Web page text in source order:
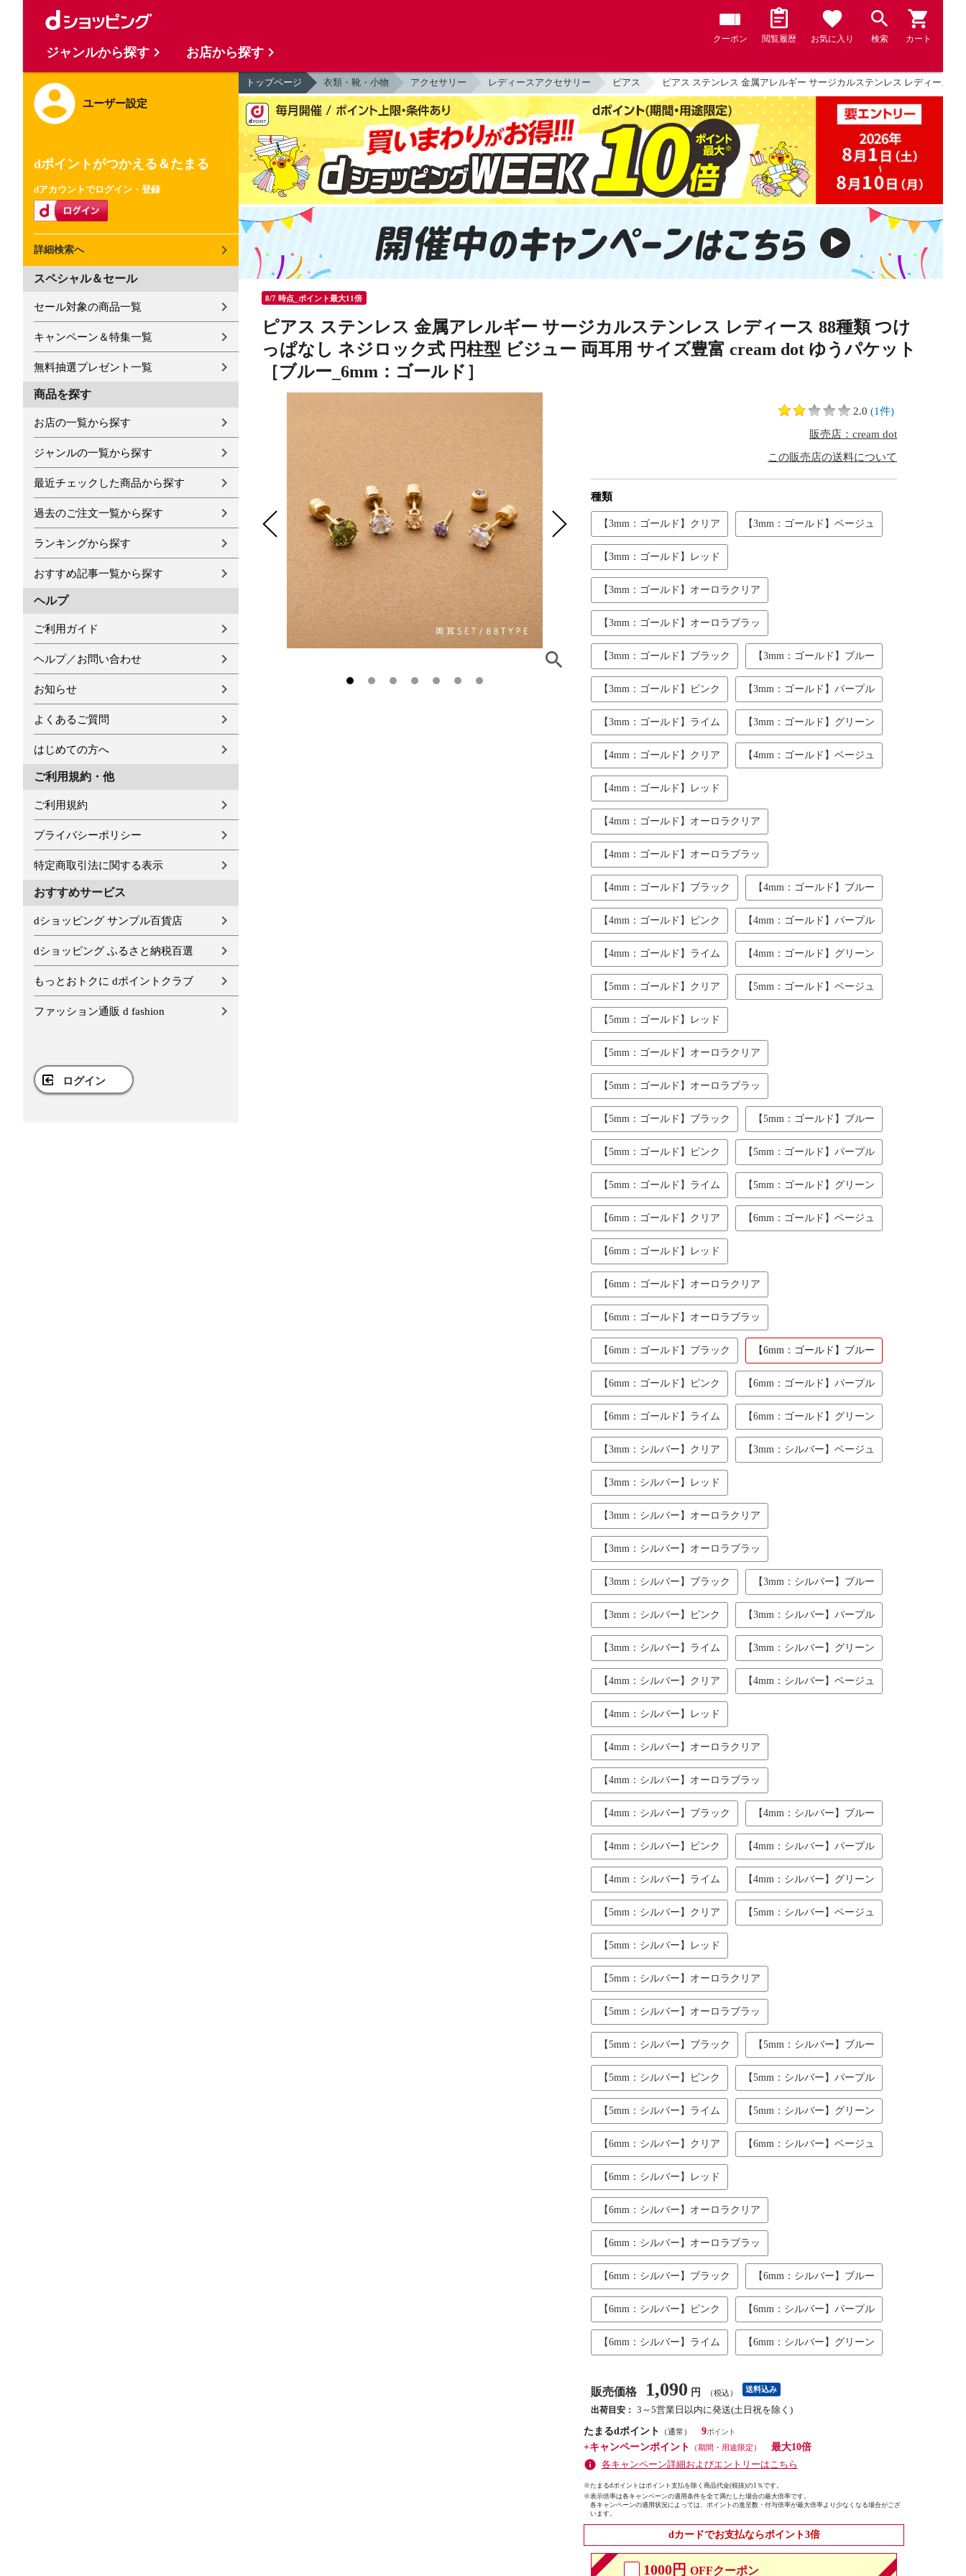
クーポン 閲覧履歴 お気に入り 検索 カート
ユーザー設定
dポイントがつかえる＆たまる
dアカウントでログイン・登録
詳細検索へ
スペシャル＆セール
セール対象の商品一覧
キャンペーン＆特集一覧
無料抽選プレゼント一覧
商品を探す
お店の一覧から探す
ジャンルの一覧から探す
最近チェックした商品から探す
過去のご注文一覧から探す
ランキングから探す
おすすめ記事一覧から探す
ヘルプ
ご利用ガイド
ヘルプ／お問い合わせ
お知らせ
よくあるご質問
はじめての方へ
ご利用規約・他
ご利用規約
プライバシーポリシー
特定商取引法に関する表示
おすすめサービス
dショッピング サンプル百貨店
dショッピング ふるさと納税百選
もっとおトクに dポイントクラブ
ファッション通販 d fashion
ログイン
トップページ 衣類・靴・小物 アクセサリー レディースアクセサリー ピアス ピアス ステンレス 金属アレルギー サージカルステンレス レディース
8/7 時点_ポイント最大11倍
ピアス ステンレス 金属アレルギー サージカルステンレス レディース 88種類 つけ
っぱなし ネジロック式 円柱型 ビジュー 両耳用 サイズ豊富 cream dot ゆうパケット
［ブルー_6mm：ゴールド］
2.0 (1件)
販売店：cream dot
この販売店の送料について
種類
【3mm：ゴールド】クリア 【3mm：ゴールド】ベージュ
【3mm：ゴールド】レッド
【3mm：ゴールド】オーロラクリア
【3mm：ゴールド】オーロラブラッ
【3mm：ゴールド】ブラック 【3mm：ゴールド】ブルー
【3mm：ゴールド】ピンク 【3mm：ゴールド】パープル
【3mm：ゴールド】ライム 【3mm：ゴールド】グリーン
【4mm：ゴールド】クリア 【4mm：ゴールド】ベージュ
【4mm：ゴールド】レッド
【4mm：ゴールド】オーロラクリア
【4mm：ゴールド】オーロラブラッ
【4mm：ゴールド】ブラック 【4mm：ゴールド】ブルー
【4mm：ゴールド】ピンク 【4mm：ゴールド】パープル
【4mm：ゴールド】ライム 【4mm：ゴールド】グリーン
【5mm：ゴールド】クリア 【5mm：ゴールド】ベージュ
【5mm：ゴールド】レッド
【5mm：ゴールド】オーロラクリア
【5mm：ゴールド】オーロラブラッ
【5mm：ゴールド】ブラック 【5mm：ゴールド】ブルー
【5mm：ゴールド】ピンク 【5mm：ゴールド】パープル
【5mm：ゴールド】ライム 【5mm：ゴールド】グリーン
【6mm：ゴールド】クリア 【6mm：ゴールド】ベージュ
【6mm：ゴールド】レッド
【6mm：ゴールド】オーロラクリア
【6mm：ゴールド】オーロラブラッ
【6mm：ゴールド】ブラック 【6mm：ゴールド】ブルー
【6mm：ゴールド】ピンク 【6mm：ゴールド】パープル
【6mm：ゴールド】ライム 【6mm：ゴールド】グリーン
【3mm：シルバー】クリア 【3mm：シルバー】ベージュ
【3mm：シルバー】レッド
【3mm：シルバー】オーロラクリア
【3mm：シルバー】オーロラブラッ
【3mm：シルバー】ブラック 【3mm：シルバー】ブルー
【3mm：シルバー】ピンク 【3mm：シルバー】パープル
【3mm：シルバー】ライム 【3mm：シルバー】グリーン
【4mm：シルバー】クリア 【4mm：シルバー】ベージュ
【4mm：シルバー】レッド
【4mm：シルバー】オーロラクリア
【4mm：シルバー】オーロラブラッ
【4mm：シルバー】ブラック 【4mm：シルバー】ブルー
【4mm：シルバー】ピンク 【4mm：シルバー】パープル
【4mm：シルバー】ライム 【4mm：シルバー】グリーン
【5mm：シルバー】クリア 【5mm：シルバー】ベージュ
【5mm：シルバー】レッド
【5mm：シルバー】オーロラクリア
【5mm：シルバー】オーロラブラッ
【5mm：シルバー】ブラック 【5mm：シルバー】ブルー
【5mm：シルバー】ピンク 【5mm：シルバー】パープル
【5mm：シルバー】ライム 【5mm：シルバー】グリーン
【6mm：シルバー】クリア 【6mm：シルバー】ベージュ
【6mm：シルバー】レッド
【6mm：シルバー】オーロラクリア
【6mm：シルバー】オーロラブラッ
【6mm：シルバー】ブラック 【6mm：シルバー】ブルー
【6mm：シルバー】ピンク 【6mm：シルバー】パープル
【6mm：シルバー】ライム 【6mm：シルバー】グリーン
販売価格 1,090 円 （税込） 送料込み
出荷目安： 3～5営業日以内に発送(土日祝を除く)
たまるdポイント
（通常）
9
+キャンペーンポイント
（期間・用途限定）
最大10倍
各キャンペーン詳細およびエントリーはこちら
※たまるdポイントはポイント支払を除く商品代金(税抜)の1％です。
※表示倍率は各キャンペーンの適用条件を全て満たした場合の最大倍率です。
各キャンペーンの適用状況によっては、ポイントの進呈数・付与倍率が最大倍率より少なくなる場合がござ
います。
dカードでお支払ならポイント3倍
1000円 OFFクーポン
ジャンルから探す お店から探す